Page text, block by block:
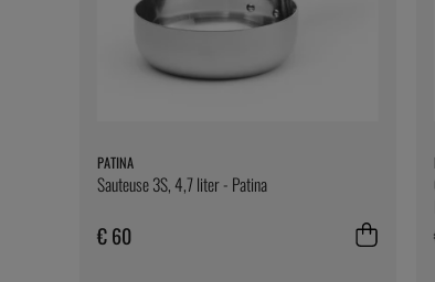
PATINA
Sauteuse 3S, 4,7 liter - Patina
€ 60